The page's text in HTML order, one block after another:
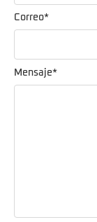
Mensaje*
Correo*